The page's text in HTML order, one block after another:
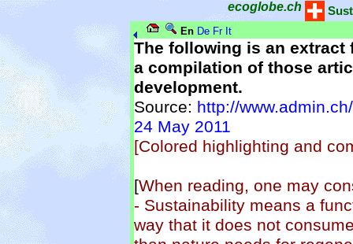
ecoglobe.ch
En De Fr It
The following is an
a compilation of those
development.
Source: http://
24 May 2011
[Colored highlighting and
[When reading, one may
- Sustainability means a
way that it does not